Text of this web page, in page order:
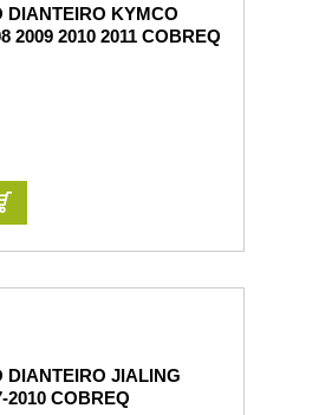
DIANTEIRO KYMCO
2009 2010 2011 COBREQ
DIANTEIRO JIALING
2010 COBREQ